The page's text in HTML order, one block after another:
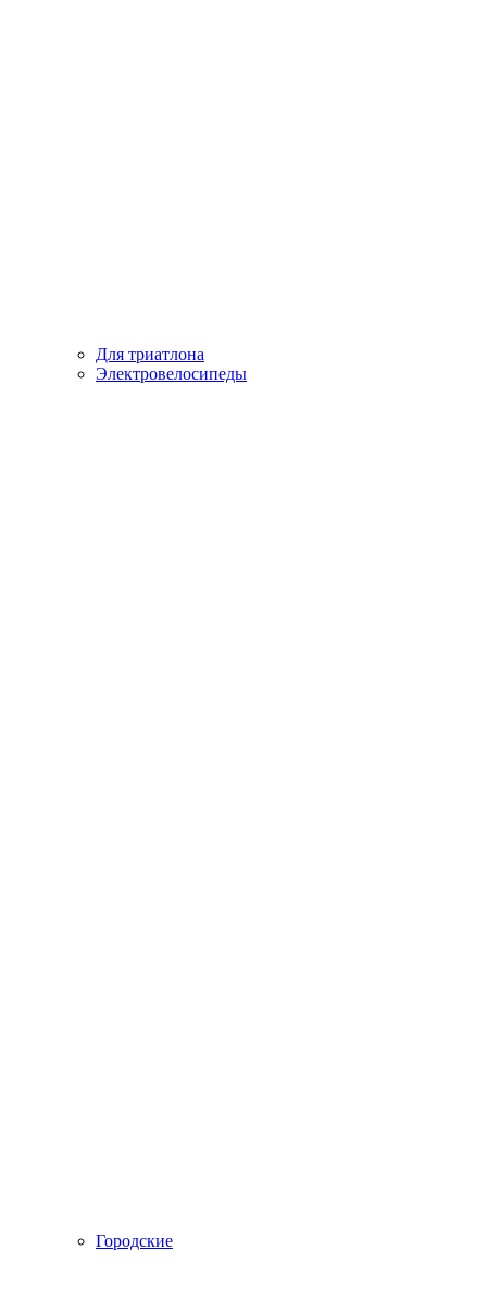
Для триатлона
Электровелосипеды
Городские